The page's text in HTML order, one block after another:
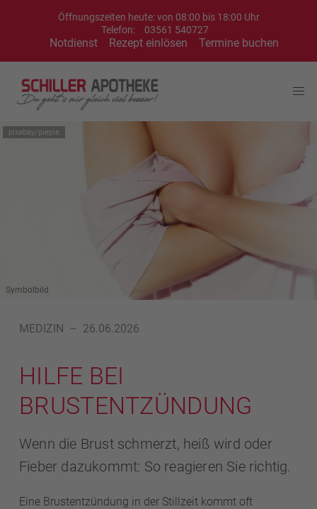
Öffnungszeiten heute: von 08:00 bis 18:00 Uhr
Telefon:
03561 540727
Notdienst Rezept einlösen Termine buchen
pixabay/piepie
Symbolbild
MEDIZIN – 26.06.2026
HILFE BEI
BRUSTENTZÜNDUNG
Wenn die Brust schmerzt, heiß wird oder
Fieber dazukommt: So reagieren Sie richtig.
Eine Brustentzündung in der Stillzeit kommt oft